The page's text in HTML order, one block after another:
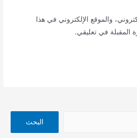
والموقع الإلكتروني في هذا
المقبلة في تعليقي.
البحث